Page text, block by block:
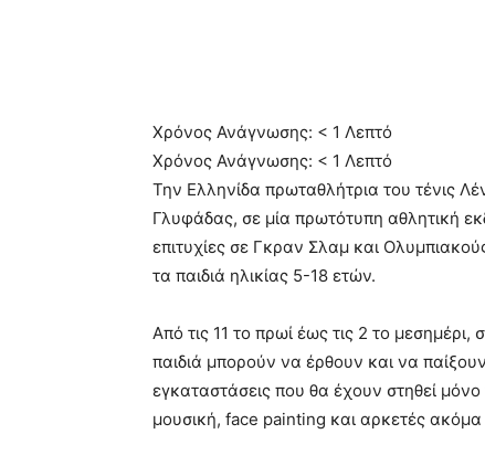
Χρόνος Ανάγνωσης: < 1 Λεπτό
Χρόνος Ανάγνωσης: < 1 Λεπτό
Την Ελληνίδα πρωταθλήτρια του τένις
Γλυφάδας, σε μία πρωτότυπη αθλητική
επιτυχίες σε Γκραν Σλαμ και
τα παιδιά ηλικίας 5-18 ετών.
Από τις 11 το πρωί έως τις 2 το
παιδιά μπορούν να έρθουν και να
εγκαταστάσεις που θα έχουν στηθεί
μουσική, face painting και αρκετές ακόμα